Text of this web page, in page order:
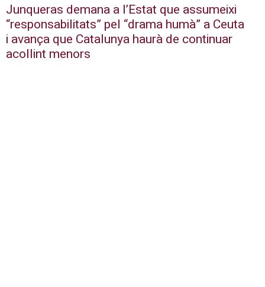
Junqueras demana a l’Estat que assumeixi
“responsabilitats” pel “drama humà” a Ceuta
i avança que Catalunya haurà de continuar
acollint menors